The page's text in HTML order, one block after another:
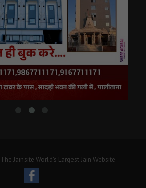
The Jainsite World's Largest Jain Website